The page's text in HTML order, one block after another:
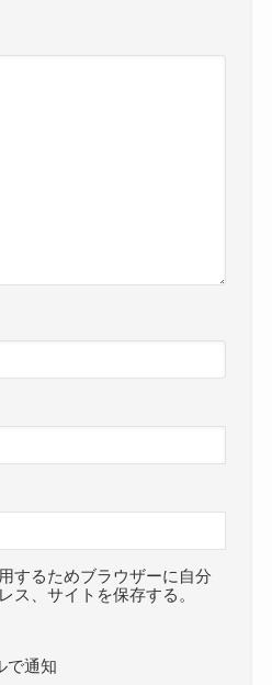
するためブラウザーに自分
ス、サイトを保存する。
で通知